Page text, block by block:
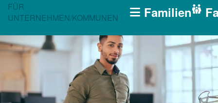
CURRENT SECTION FÜR FAMILIEN
FÜR
UNTERNEHMEN/KOMMUNEN (BÜRGERBEREICH
Familien